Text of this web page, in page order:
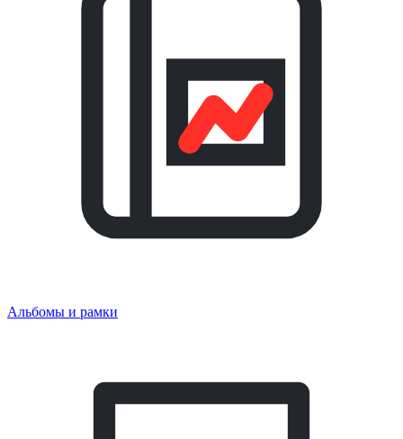
Альбомы и рамки